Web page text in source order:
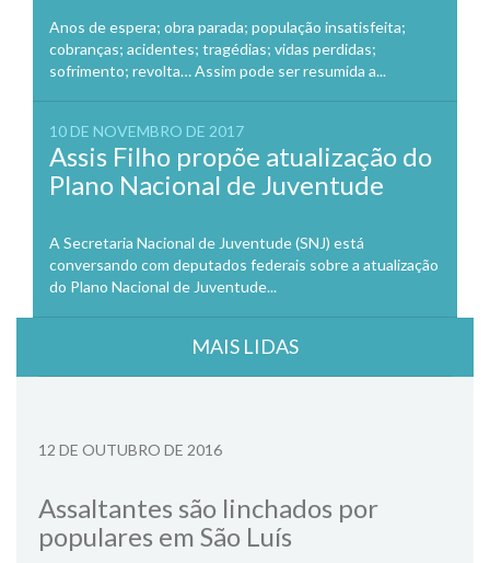
Anos de espera; obra parada; população insatisfeita;
cobranças; acidentes; tragédias; vidas perdidas;
sofrimento; revolta… Assim pode ser resumida a...
10 DE NOVEMBRO DE 2017
Assis Filho propõe atualização do
Plano Nacional de Juventude
A Secretaria Nacional de Juventude (SNJ) está
conversando com deputados federais sobre a atualização
do Plano Nacional de Juventude...
MAIS LIDAS
12 DE OUTUBRO DE 2016
Assaltantes são linchados por
populares em São Luís